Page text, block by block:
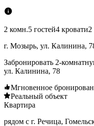
2 комн.5 гостей4 кровати2
г. Мозырь, ул. Калинина,
Забронировать 2-
ул. Калинина, 78
Мгновенное
Реальный объект
Квартира
рядом с г. Речица,